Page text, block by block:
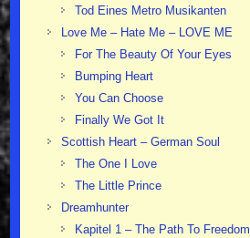
Tod Eines Metro Musikanten
Love Me – Hate Me – LOVE ME
For The Beauty Of Your Eyes
Bumping Heart
You Can Choose
Finally We Got It
Scottish Heart – German Soul
The One I Love
The Little Prince
Dreamhunter
Kapitel 1 – The Path To Freedom